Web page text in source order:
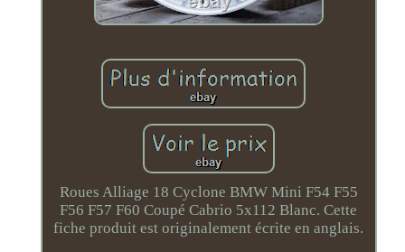
Roues Alliage 18 Cyclone BMW Mini F54 F55
F56 F57 F60 Coupé Cabrio 5x112 Blanc. Cette
fiche produit est originalement écrite en anglais.